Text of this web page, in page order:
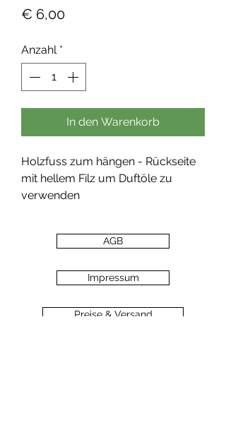
€ 6,00Preis
Anzahl *
In den Warenkorb
Holzfuss zum hängen - Rückseite
mit hellem Filz um Duftöle zu
verwenden
AGB
Impressum
Preise & Versand